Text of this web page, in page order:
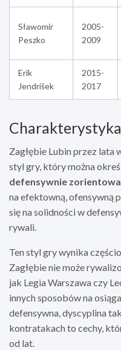
Sławomir
Peszko
2005-
2009
Erik
Jendrišek
2015-
2017
Zagłębie Lubin przez lata
styl gry, który można
defensywnie
na efektowną, ofensywną
się na solidności w
rywali.
Ten styl gry wynika
Zagłębie nie może
jak Legia Warszawa czy
innych sposobów na
defensywna, dyscyplina
kontratakach to cechy,
od lat.